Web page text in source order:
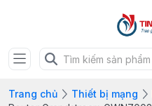
Trang chủ Thiết bị mạng